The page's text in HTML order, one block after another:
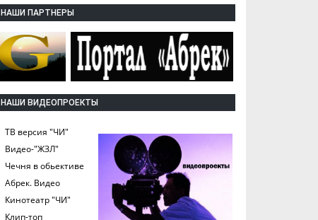
НАШИ ПАРТНЕРЫ
НАШИ ВИДЕОПРОЕКТЫ
ТВ версия "ЧИ"
Видео-"ЖЗЛ"
Чечня в обьективе
Абрек. Видео
Кинотеатр "ЧИ"
Клип-топ